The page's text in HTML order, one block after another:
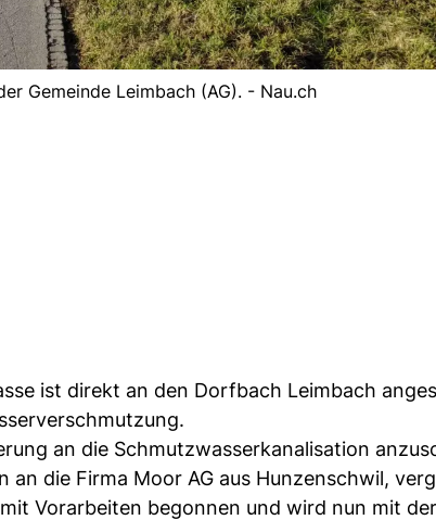
Gemeinde Leimbach (AG). - Nau.ch
ist direkt an den Dorfbach Leimbach
an die Schmutzwasserkanalisation
die Firma Moor AG aus Hunzenschwil,
Vorarbeiten begonnen und wird nun mit der